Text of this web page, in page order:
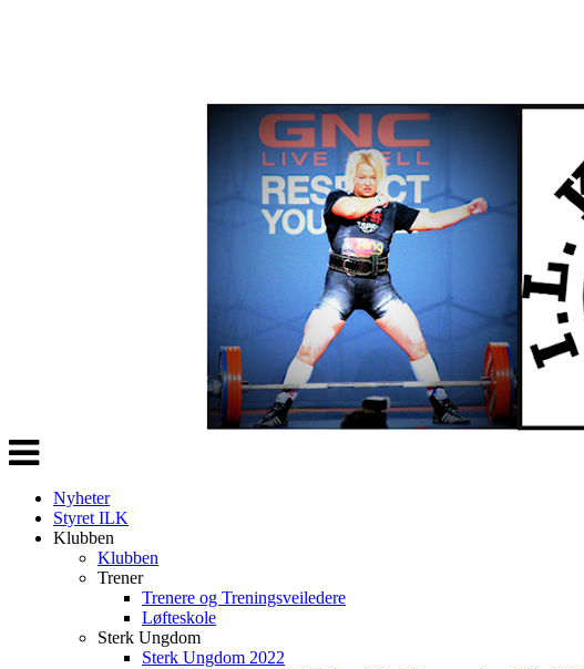
Veksle
navigasjon
Nyheter
Styret ILK
Klubben
Klubben
Trener
Trenere og Treningsveiledere
Løfteskole
Sterk Ungdom
Sterk Ungdom 2022